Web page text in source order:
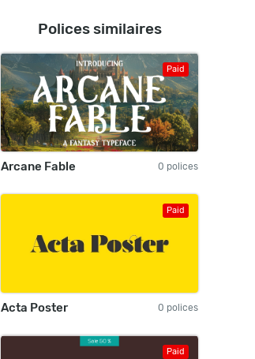
Polices similaires
Paid
Arcane Fable 0 polices
Paid
Acta Poster 0 polices
Paid